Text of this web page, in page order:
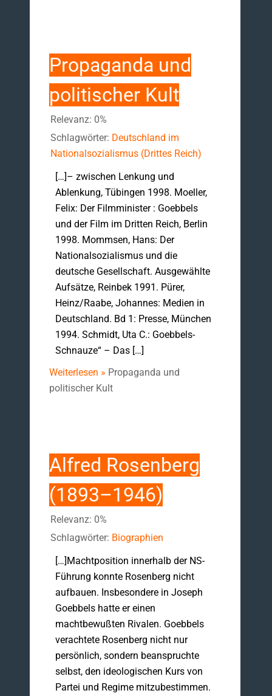
Propaganda und
politischer Kult
Relevanz: 0%
Schlagwörter: Deutschland im
Nationalsozialismus (Drittes Reich)
[…]– zwischen Lenkung und
Ablenkung, Tübingen 1998. Moeller,
Felix: Der Filmminister : Goebbels
und der Film im Dritten Reich, Berlin
1998. Mommsen, Hans: Der
Nationalsozialismus und die
deutsche Gesellschaft. Ausgewählte
Aufsätze, Reinbek 1991. Pürer,
Heinz/Raabe, Johannes: Medien in
Deutschland. Bd 1: Presse, München
1994. Schmidt, Uta C.: Goebbels-
Schnauze“ – Das […]
Weiterlesen » Propaganda und
politischer Kult
Alfred Rosenberg
(1893–1946)
Relevanz: 0%
Schlagwörter: Biographien
[…]Machtposition innerhalb der NS-
Führung konnte Rosenberg nicht
aufbauen. Insbesondere in Joseph
Goebbels hatte er einen
machtbewußten Rivalen. Goebbels
verachtete Rosenberg nicht nur
persönlich, sondern beanspruchte
selbst, den ideologischen Kurs von
Partei und Regime mitzubestimmen.